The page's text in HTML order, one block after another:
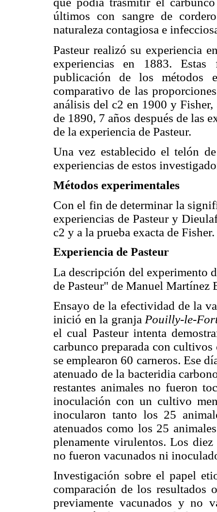
últimos con sangre de
naturaleza contagiosa e
Pasteur realizó su experiencia
experiencias en 1883. Estas
publicación de los métodos
comparativo de las
análisis del c2 en 1900 y
de 1890, 7 años después de las
de la experiencia de Pasteur.
Una vez establecido el telón
experiencias de estos
Métodos experimentales
Con el fin de determinar la
experiencias de Pasteur y
c2 y a la prueba exacta de Fisher.
Experiencia de Pasteur
La descripción del experimento
de Pasteur" de Manuel Martínez
Ensayo de la efectividad de la
inició en la granja Pouilly-le-
el cual Pasteur intenta
carbunco preparada con
se emplearon 60 carneros. Ese
atenuado de la bacteridia
restantes animales no fueron
inoculación con un cultivo
inocularon tanto los 25
atenuados como los 25
plenamente virulentos. Los
no fueron vacunados ni
Investigación sobre el papel
comparación de los resultados
previamente vacunados y no